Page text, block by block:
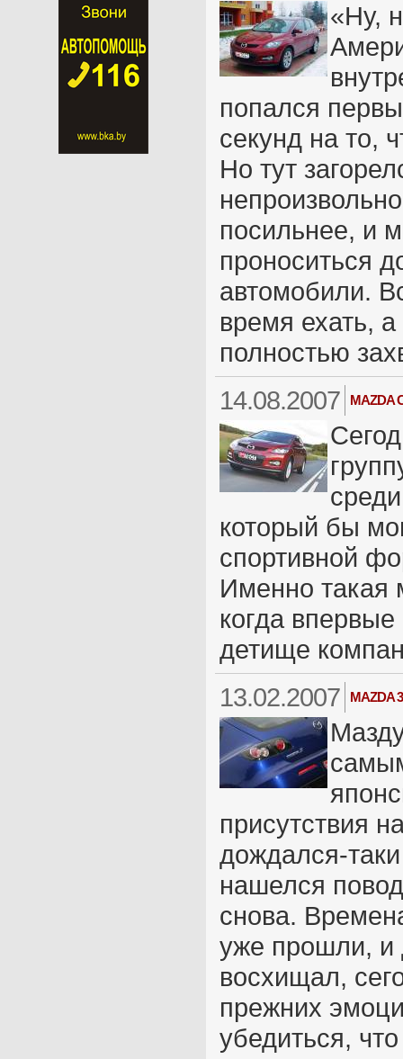
«Ну,
попался
секунд на то,
Но тут
посильнее, и
проноситься
автомобили.
время ехать,
полностью
14.08.2007
MAZDA
который бы
спортивной
Именно такая
когда
детище
13.02.2007
MAZDA 3
присутствия
дождался-
нашелся
снова.
уже прошли, и
восхищал,
прежних
убедиться,